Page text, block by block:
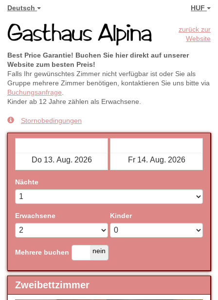
Deutsch HUF
zurück zur
Website
Best Price Garantie! Buchen Sie hier direkt auf unserer
Website zum besten Preis!
Falls Ihr gewünschtes Zimmer nicht verfügbar ist oder Sie als
Gruppe mehrere Zimmer benötigen, kontaktieren Sie uns bitte via
Buchungsanfrage
Kinder ab 12 Jahre zählen als Erwachsene.
Stornobedingungen
Nächte
Erwachsene Kinder
Mehrere buchen
ja nein
Zweibettzimmer